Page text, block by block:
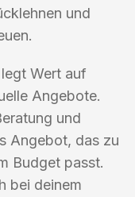
und
Wert auf
Angebote.
und
Angebot, das zu
Budget passt.
bei deinem